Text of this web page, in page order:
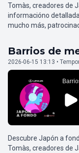
Tomàs, creadores de
informacióno
mucho más,
Barrios de
2026-06-15 13:13 •
Descubre Japón a
Tomàs, creadores de